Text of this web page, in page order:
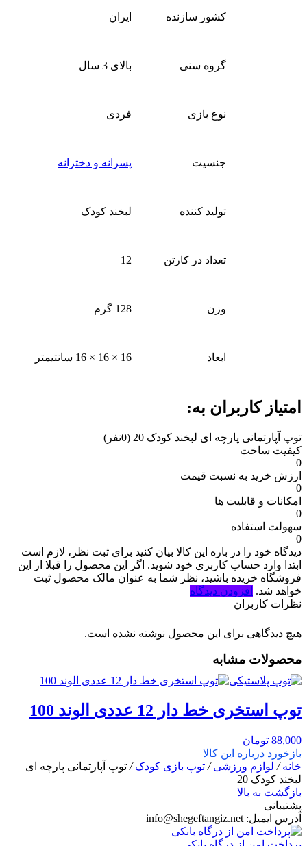
کشور سازنده ایران
گروه سنی بالای 3 سال
نوع بازی فردی
جنسیت پسرانه و دخترانه
تولید کننده لبخند کودک
تعداد در کارتن 12
وزن 128 گرم
ابعاد 16 × 16 × 16 سانتیمتر
امتیاز کاربران به:
توپ آپارتمانی پارچه ای لبخند کودک 20
(0نفر)
کیفیت ساخت
0
ارزش خرید به نسبت قیمت
0
امکانات و قابلیت ها
0
سهولت استفاده
0
دیدگاه خود را در باره این کالا بیان کنید برای ثبت نظر، لازم است
ابتدا وارد حساب کاربری خود شوید. اگر این محصول را قبلا از این
فروشگاه خریده باشید، نظر شما به عنوان مالک محصول ثبت
خواهد شد. افزودن دیدگاه
نظرات کاربران
هیچ دیدگاهی برای این محصول نوشته نشده است.
محصولات مشابه
توپ استخری خط دار 12 عددی الوند 100
88,000 تومان
بازخورد درباره این کالا
خانه/ لوازم ورزشی/ توپ بازی کودک/ توپ آپارتمانی پارچه ای
لبخند کودک 20
بازگشت به بالا
پشتیبانی
آدرس ایمیل: info@shegeftangiz.net